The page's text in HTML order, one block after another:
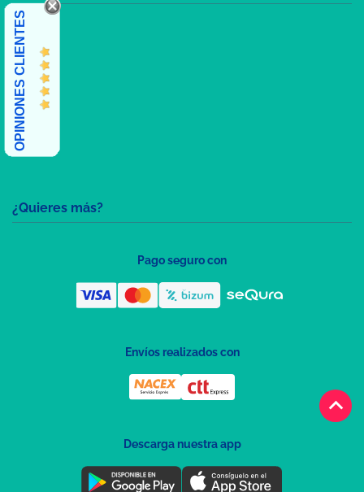
keyboard_arrow_up
¿Quieres más?
OPINIONES CLIENTES
Pago seguro con
Envíos realizados con
Descarga nuestra app